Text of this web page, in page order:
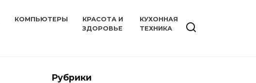
КОМПЬЮТЕРЫ
КРАСОТА И
ЗДОРОВЬЕ
КУХОННАЯ
ТЕХНИКА
Рубрики